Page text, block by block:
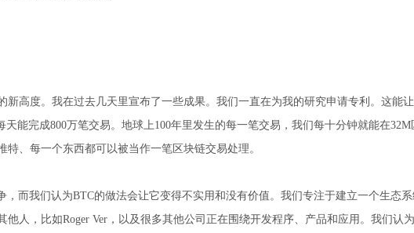
新高度。我在过去几天里宣布了一些成果。我们一直在为我的研究申请专利。这能
能完成800万笔交易。地球上100年里发生的每一笔交易，我们每十分钟就能在32M
、每一个东西都可以被当作一笔区块链交易处理。
，而我们认为BTC的做法会让它变得不实用和没有价值。我们专注于建立一个生态
人，比如Roger Ver，以及很多其他公司正在围绕开发程序、产品和应用。我们认